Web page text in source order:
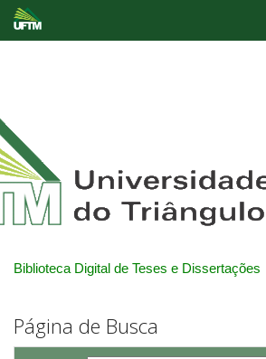
Biblioteca Digital de Teses e Dissertações
Página de Busca